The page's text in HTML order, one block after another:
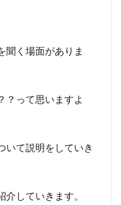
聞く場面がありま
？って思いますよ
いて説明をしていき
していきます。